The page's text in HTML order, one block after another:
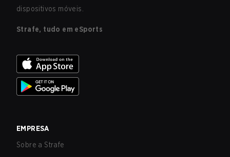
dispositivos móveis.
Strafe, tudo em eSports
EMPRESA
Sobre a Strafe